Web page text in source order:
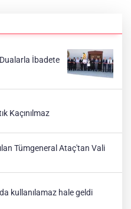
İbadete
Kaçınılmaz
Tümgeneral Ataç'tan Vali
kullanılamaz hale geldi